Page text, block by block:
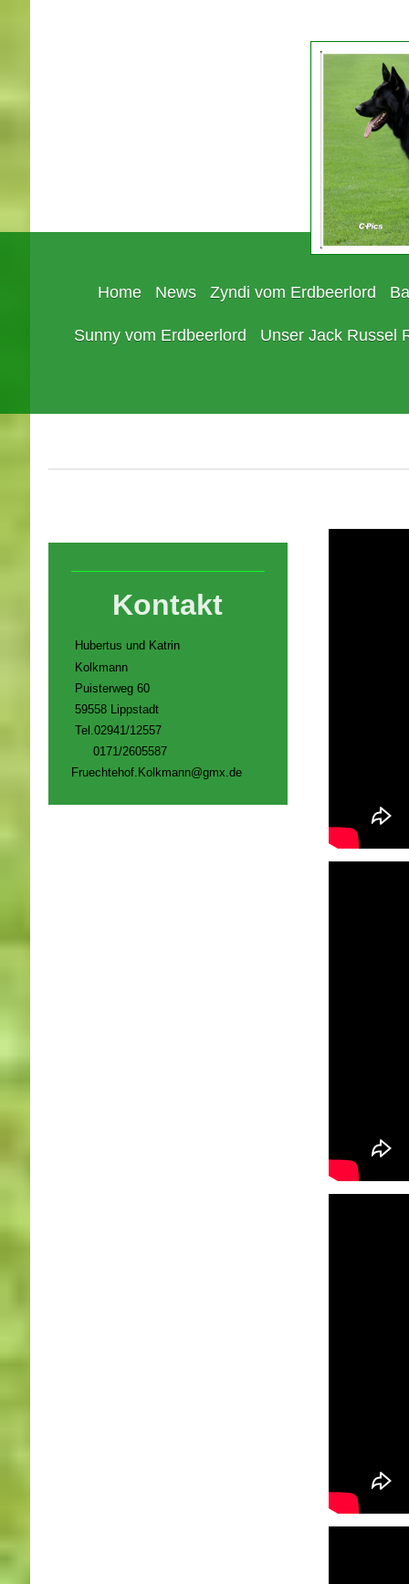
Home News Zyndi vom Erdbeerlord
Sunny vom Erdbeerlord Unser Jack Russel
Kontakt
Hubertus und Katrin
Kolkmann
Puisterweg 60
59558 Lippstadt
Tel.02941/12557
0171/2605587
Fruechtehof.Kolkmann@gmx.de